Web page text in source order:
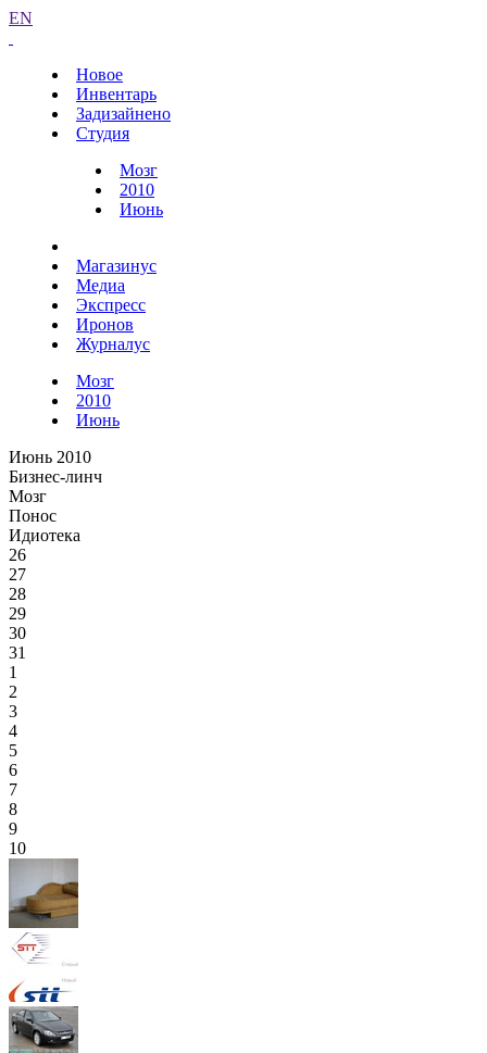
EN
Новое
Инвентарь
Задизайнено
Студия
Мозг
2010
Июнь
Магазинус
Медиа
Экспресс
Иронов
Журналус
Мозг
2010
Июнь
Июнь 2010
Бизнес-линч
Мозг
Понос
Идиотека
26
27
28
29
30
31
1
2
3
4
5
6
7
8
9
10